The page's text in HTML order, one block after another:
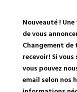
Nouveauté !
de vous
Changement
recevoir! Si
vous pouvez
email selon nos